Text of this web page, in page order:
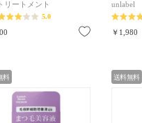
リートメント
5.0
お気に入り
unlabel
￥1,980
料 送料無料